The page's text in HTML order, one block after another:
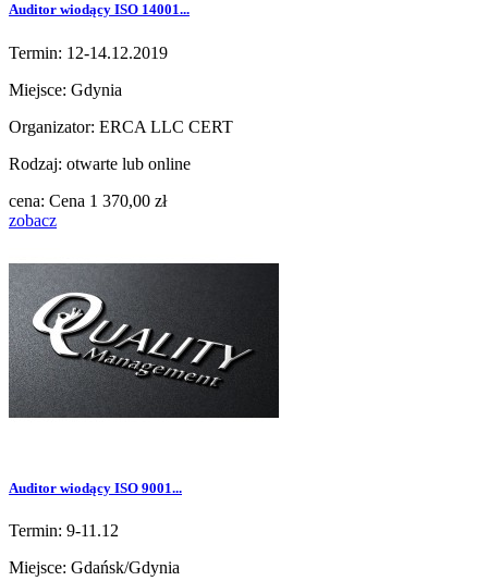
Auditor wiodący ISO 14001...
Termin: 12-14.12.2019
Miejsce: Gdynia
Organizator: ERCA LLC CERT
Rodzaj: otwarte lub online
cena: Cena 1 370,00 zł
zobacz
Auditor wiodący ISO 9001...
Termin: 9-11.12
Miejsce: Gdańsk/Gdynia